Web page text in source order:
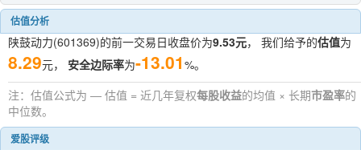
估值分析
陕鼓动力(601369)的前一交易日收盘价为9.53元， 我们给予的估值为
8.29元， 安全边际率为-13.01 %。
注：估值公式为 — 估值 = 近几年复权每股收益的均值 × 长期市盈率的
中位数。
爱股评级